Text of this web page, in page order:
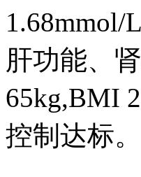
1.68mmol/
肝功能、
65kg,BMI
控制达标。